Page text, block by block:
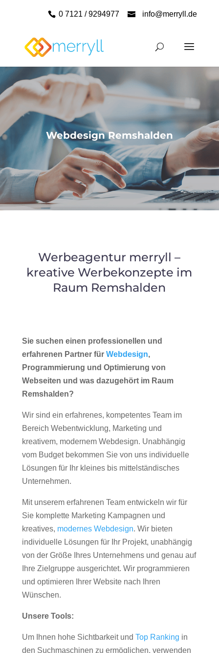
0 7121 / 9294977 info@merryll.de
Webdesign Remshalden
Werbeagentur merryll –
kreative Werbekonzepte im
Raum Remshalden
Sie suchen einen professionellen und
erfahrenen Partner für Webdesign,
Programmierung und Optimierung von
Webseiten und was dazugehört im Raum
Remshalden?
Wir sind ein erfahrenes, kompetentes Team im
Bereich Webentwicklung, Marketing und
kreativem, modernem Webdesign. Unabhängig
vom Budget bekommen Sie von uns individuelle
Lösungen für Ihr kleines bis mittelständisches
Unternehmen.
Mit unserem erfahrenen Team entwickeln wir für
Sie komplette Marketing Kampagnen und
kreatives, modernes Webdesign. Wir bieten
individuelle Lösungen für Ihr Projekt, unabhängig
von der Größe Ihres Unternehmens und genau auf
Ihre Zielgruppe ausgerichtet. Wir programmieren
und optimieren Ihrer Website nach Ihren
Wünschen.
Unsere Tools:
Um Ihnen hohe Sichtbarkeit und Top Ranking in
den Suchmaschinen zu ermöglichen, verwenden